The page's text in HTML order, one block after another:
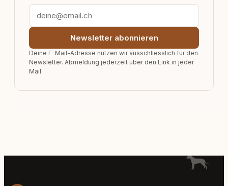
Newsletter abonnieren
Deine E-Mail-Adresse nutzen wir ausschliesslich für den
Newsletter. Abmeldung jederzeit über den Link in jeder
Mail.